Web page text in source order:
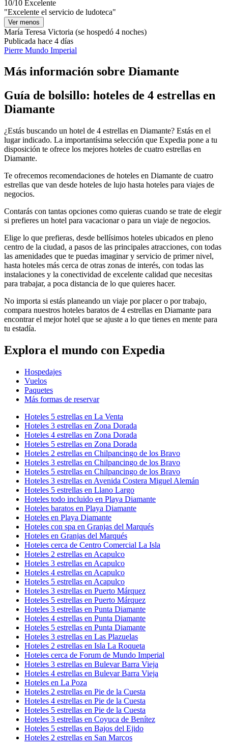
10/10 Excelente
"Excelente el servicio de ludoteca"
Ver menos
María Teresa Victoria (se hospedó 4 noches)
Publicada hace 4 días
Pierre Mundo Imperial
Más información sobre Diamante
Guía de bolsillo: hoteles de 4 estrellas en
Diamante
¿Estás buscando un hotel de 4 estrellas en Diamante? Estás en el
lugar indicado. La importantísima selección que Expedia pone a tu
disposición te ofrece los mejores hoteles de cuatro estrellas en
Diamante.
Te ofrecemos recomendaciones de hoteles en Diamante de cuatro
estrellas que van desde hoteles de lujo hasta hoteles para viajes de
negocios.
Contarás con tantas opciones como quieras cuando se trate de elegir
si prefieres un hotel para vacacionar o para un viaje de negocios.
Elige lo que prefieras, desde bellísimos hoteles ubicados en pleno
centro de la ciudad, a pasos de las principales atracciones, con todas
las amenidades que te puedas imaginar y servicio de primer nivel,
hasta hoteles más cerca de otras zonas de interés, con todas las
instalaciones y la conectividad de excelente calidad que necesitas
para trabajar, a poca distancia de lo que quieres hacer.
No importa si estás planeando un viaje por placer o por trabajo,
compara nuestros hoteles baratos de 4 estrellas en Diamante para
encontrar el mejor hotel que se ajuste a lo que tienes en mente para
tu estadía.
Explora el mundo con Expedia
Hospedajes
Vuelos
Paquetes
Más formas de reservar
Hoteles 5 estrellas en La Venta
Hoteles 3 estrellas en Zona Dorada
Hoteles 4 estrellas en Zona Dorada
Hoteles 5 estrellas en Zona Dorada
Hoteles 2 estrellas en Chilpancingo de los Bravo
Hoteles 3 estrellas en Chilpancingo de los Bravo
Hoteles 5 estrellas en Chilpancingo de los Bravo
Hoteles 3 estrellas en Avenida Costera Miguel Alemán
Hoteles 5 estrellas en Llano Largo
Hoteles todo incluido en Playa Diamante
Hoteles baratos en Playa Diamante
Hoteles en Playa Diamante
Hoteles con spa en Granjas del Marqués
Hoteles en Granjas del Marqués
Hoteles cerca de Centro Comercial La Isla
Hoteles 2 estrellas en Acapulco
Hoteles 3 estrellas en Acapulco
Hoteles 4 estrellas en Acapulco
Hoteles 5 estrellas en Acapulco
Hoteles 3 estrellas en Puerto Márquez
Hoteles 5 estrellas en Puerto Márquez
Hoteles 3 estrellas en Punta Diamante
Hoteles 4 estrellas en Punta Diamante
Hoteles 5 estrellas en Punta Diamante
Hoteles 3 estrellas en Las Plazuelas
Hoteles 2 estrellas en Isla La Roqueta
Hoteles cerca de Forum de Mundo Imperial
Hoteles 3 estrellas en Bulevar Barra Vieja
Hoteles 4 estrellas en Bulevar Barra Vieja
Hoteles en La Poza
Hoteles 2 estrellas en Pie de la Cuesta
Hoteles 4 estrellas en Pie de la Cuesta
Hoteles 5 estrellas en Pie de la Cuesta
Hoteles 3 estrellas en Coyuca de Benítez
Hoteles 5 estrellas en Bajos del Ejido
Hoteles 2 estrellas en San Marcos